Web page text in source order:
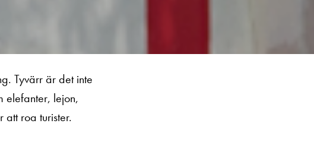
Tyvärr är det inte
elefanter, lejon,
att roa turister.